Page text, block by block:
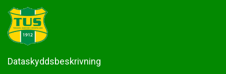
Dataskyddsbeskrivning